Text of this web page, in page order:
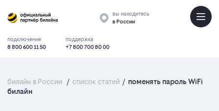
вы находитесь
в России
подключение
8 800 600 11 50
поддержка
+7 800 700 80 00
билайн в России / список статей / поменять пароль WiFi
билайн